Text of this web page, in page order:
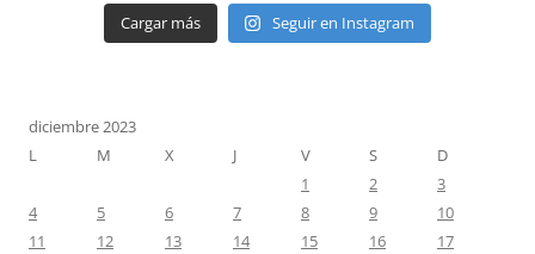
Cargar más Seguir en Instagram
diciembre 2023
L
M X J V S
D
1
2
3
4
5 6 7 8 9
10
11
12 13 14 15 16
17